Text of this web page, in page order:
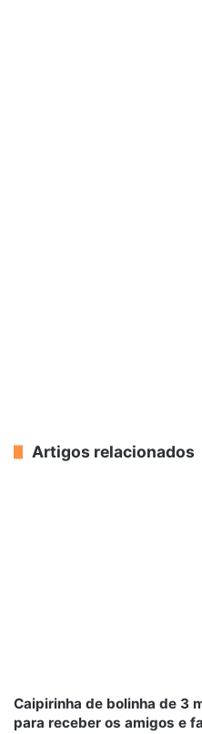
Artigos relacionados
Caipirinha de bolinha de 3
para receber os amigos e